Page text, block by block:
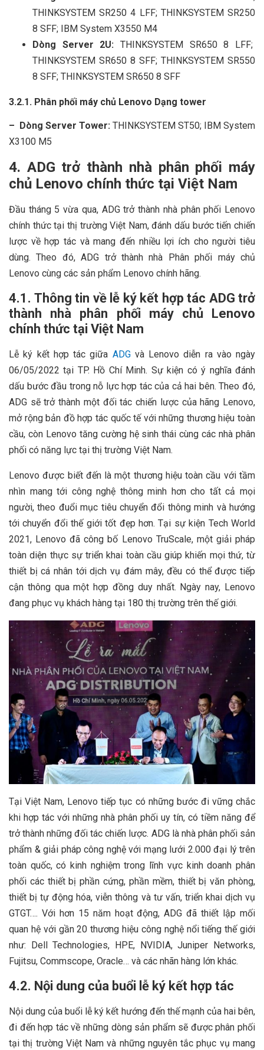
THINKSYSTEM SR250 4 LFF; THINKSYSTEM SR250
8 SFF; IBM System X3550 M4
Dòng Server 2U: THINKSYSTEM SR650 8 LFF;
THINKSYSTEM SR650 8 SFF; THINKSYSTEM SR550
8 SFF; THINKSYSTEM SR650 8 SFF
3.2.1. Phân phối máy chủ Lenovo Dạng tower
– Dòng Server Tower: THINKSYSTEM ST50; IBM System
X3100 M5
4. ADG trở thành nhà phân phối máy
chủ Lenovo chính thức tại Việt Nam
Đầu tháng 5 vừa qua, ADG trở thành nhà phân phối Lenovo
chính thức tại thị trường Việt Nam, đánh dấu bước tiến chiến
lược về hợp tác và mang đến nhiều lợi ích cho người tiêu
dùng. Theo đó, ADG trở thành nhà Phân phối máy chủ
Lenovo cùng các sản phẩm Lenovo chính hãng.
4.1. Thông tin về lễ ký kết hợp tác ADG trở
thành nhà phân phối máy chủ Lenovo
chính thức tại Việt Nam
Lễ ký kết hợp tác giữa ADGvà Lenovo diễn ra vào ngày
06/05/2022 tại TP. Hồ Chí Minh. Sự kiện có ý nghĩa đánh
dấu bước đầu trong nỗ lực hợp tác của cả hai bên. Theo đó,
ADG sẽ trở thành một đối tác chiến lược của hãng Lenovo,
mở rộng bản đồ hợp tác quốc tế với những thương hiệu toàn
cầu, còn Lenovo tăng cường hệ sinh thái cùng các nhà phân
phối có năng lực tại thị trường Việt Nam.
Lenovo được biết đến là một thương hiệu toàn cầu với tầm
nhìn mang tới công nghệ thông minh hơn cho tất cả mọi
người, theo đuổi mục tiêu chuyển đổi thông minh và hướng
tới chuyển đổi thế giới tốt đẹp hơn. Tại sự kiện Tech World
2021, Lenovo đã công bố Lenovo TruScale, một giải pháp
toàn diện thực sự triển khai toàn cầu giúp khiến mọi thứ, từ
thiết bị cá nhân tới dịch vụ đám mây, đều có thể được tiếp
cận thông qua một hợp đồng duy nhất. Ngày nay, Lenovo
đang phục vụ khách hàng tại 180 thị trường trên thế giới.
Tại Việt Nam, Lenovo tiếp tục có những bước đi vững chắc
khi hợp tác với những nhà phân phối uy tín, có tiềm năng để
trở thành những đối tác chiến lược. ADG là nhà phân phối sản
phẩm & giải pháp công nghệ với mạng lưới 2.000 đại lý trên
toàn quốc, có kinh nghiệm trong lĩnh vực kinh doanh phân
phối các thiết bị phần cứng, phần mềm, thiết bị văn phòng,
thiết bị tự động hóa, viễn thông và tư vấn, triển khai dịch vụ
GTGT…. Với hơn 15 năm hoạt động, ADG đã thiết lập mối
quan hệ với gần 20 thương hiệu công nghệ nổi tiếng thế giới
như: Dell Technologies, HPE, NVIDIA, Juniper Networks,
Fujitsu, Commscope, Oracle… và các nhãn hàng lớn khác.
4.2. Nội dung của buổi lễ ký kết hợp tác
Nội dung của buổi lễ ký kết hướng đến thế mạnh của hai bên,
đi đến hợp tác về những dòng sản phẩm sẽ được phân phối
tại thị trường Việt Nam và những nguyên tắc phục vụ mang